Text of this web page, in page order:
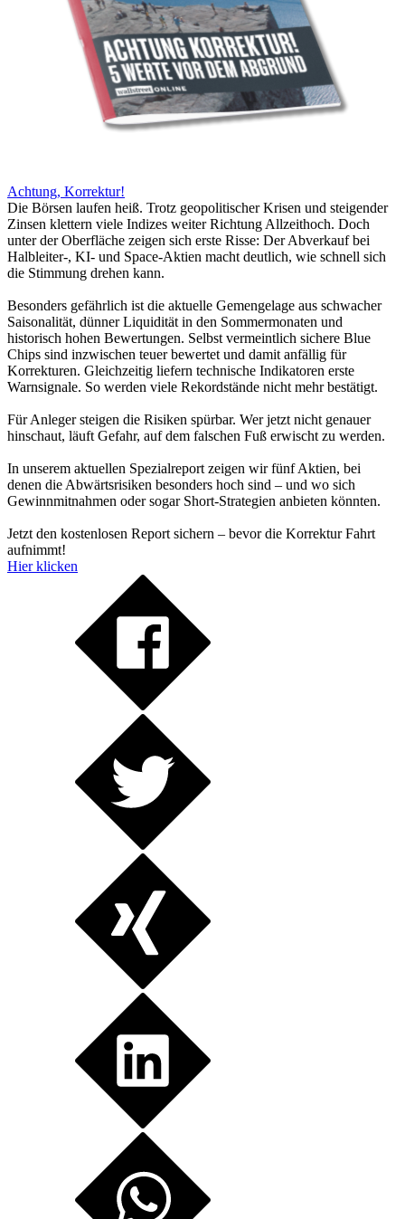
Achtung, Korrektur!
Die Börsen laufen heiß. Trotz geopolitischer Krisen und steigender
Zinsen klettern viele Indizes weiter Richtung Allzeithoch. Doch
unter der Oberfläche zeigen sich erste Risse: Der Abverkauf bei
Halbleiter-, KI- und Space-Aktien macht deutlich, wie schnell sich
die Stimmung drehen kann.
Besonders gefährlich ist die aktuelle Gemengelage aus schwacher
Saisonalität, dünner Liquidität in den Sommermonaten und
historisch hohen Bewertungen. Selbst vermeintlich sichere Blue
Chips sind inzwischen teuer bewertet und damit anfällig für
Korrekturen. Gleichzeitig liefern technische Indikatoren erste
Warnsignale. So werden viele Rekordstände nicht mehr bestätigt.
Für Anleger steigen die Risiken spürbar. Wer jetzt nicht genauer
hinschaut, läuft Gefahr, auf dem falschen Fuß erwischt zu werden.
In unserem aktuellen Spezialreport zeigen wir fünf Aktien, bei
denen die Abwärtsrisiken besonders hoch sind – und wo sich
Gewinnmitnahmen oder sogar Short-Strategien anbieten könnten.
Jetzt den kostenlosen Report sichern – bevor die Korrektur Fahrt
aufnimmt!
Hier klicken